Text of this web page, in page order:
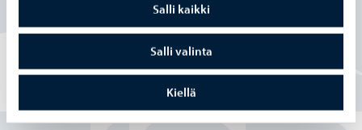
Salli kaikki
Salli valinta
Kiellä
Työelämäkoordinaattori
+358 40 168 0357
katja.komulainen@porvoo.fi